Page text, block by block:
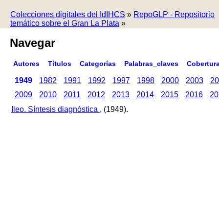
Colecciones digitales del IdIHCS » RepoGLP - Repositorio
temático sobre el Gran La Plata »
Navegar
Autores Títulos Categorías Palabras_claves
1949 1982 1991 1992 1997 1998 2000 2003
2009
2010 2011 2012 2013 2014 2015 2016
Ileo. Síntesis diagnóstica , (1949).